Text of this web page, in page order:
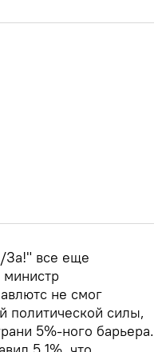
За!" все еще
не смог
политической силы,
5%-ного барьера.